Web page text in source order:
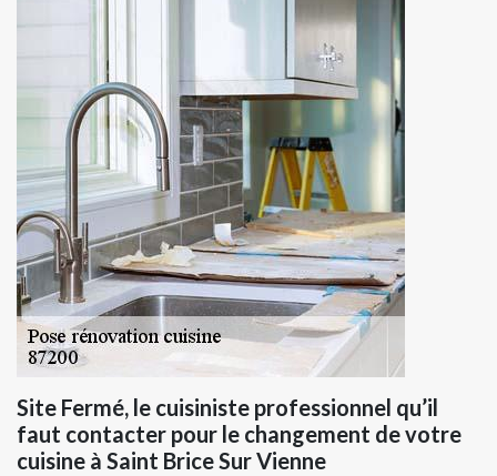
Site Fermé, le cuisiniste professionnel qu’il
faut contacter pour le changement de votre
cuisine à Saint Brice Sur Vienne